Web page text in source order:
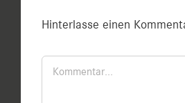
Hinterlasse einen
Kommentar